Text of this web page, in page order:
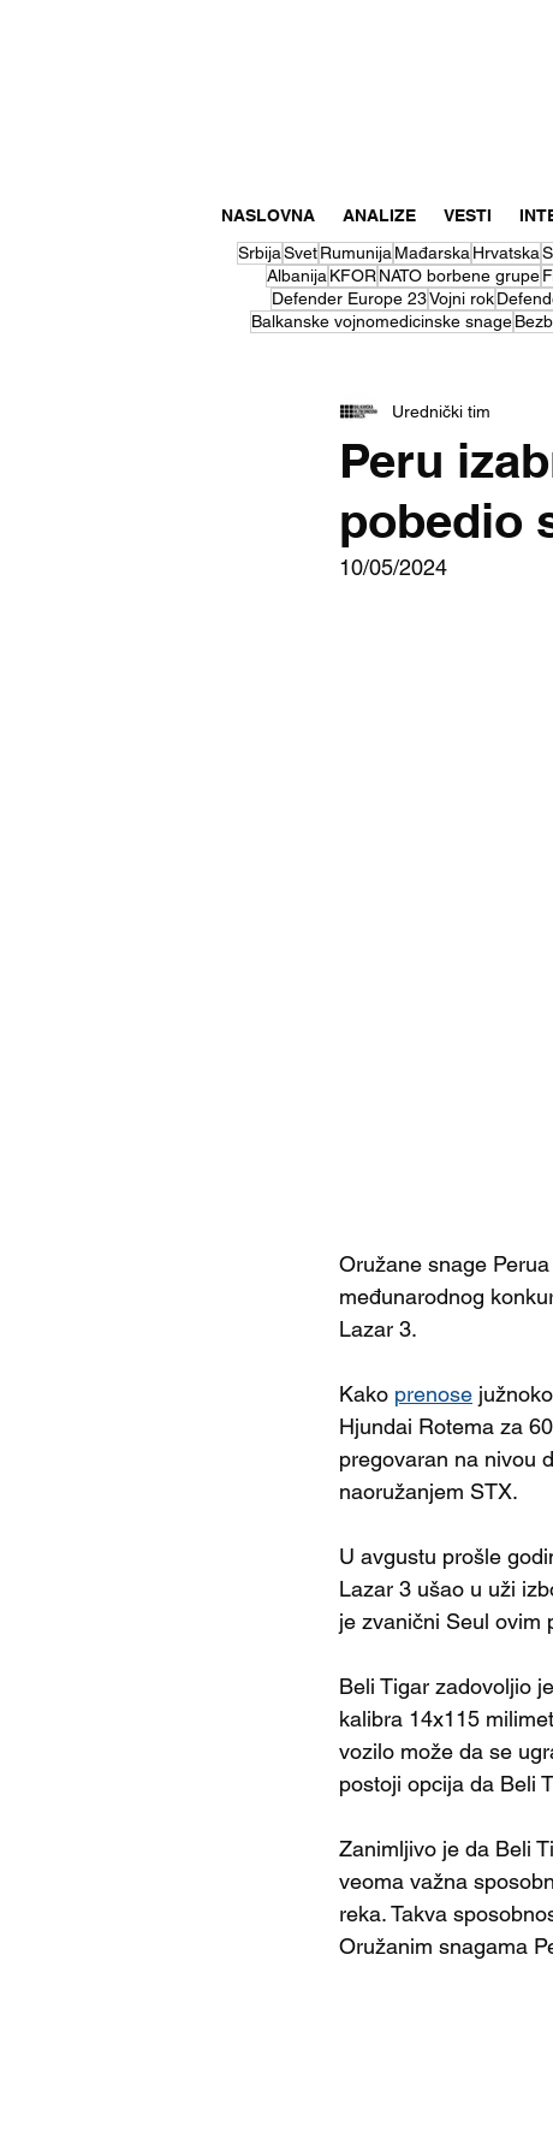
NASLOVNA ANALIZE VESTI
SrbijaSvetRumunija Mađarska Hrvatska
Albanija KFORNATO borbene grupe
Defender Europe 23Vojni rok
Balkanske vojnomedicinske snage
Peru
pobedio
Urednički tim
10/05/2024
Oružane snage
međunarodnog
Lazar 3.
Kako prenose
Hjundai Rotema za
pregovaran na nivou
naoružanjem STX.
U avgustu prošle
Lazar 3 ušao u uži
je zvanični Seul ovim
Beli Tigar zadovoljio
kalibra 14x115
vozilo može da se
postoji opcija da Beli
Zanimljivo je da Beli
veoma važna
reka. Takva
Oružanim snagama